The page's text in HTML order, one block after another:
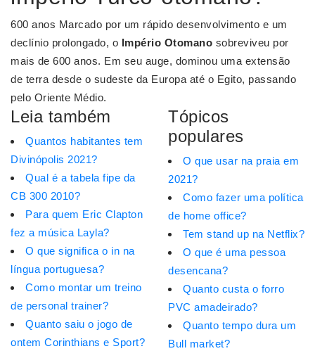
600 anos Marcado por um rápido desenvolvimento e um
declínio prolongado, o Império Otomano sobreviveu por
mais de 600 anos. Em seu auge, dominou uma extensão
de terra desde o sudeste da Europa até o Egito, passando
pelo Oriente Médio.
Leia também
Quantos habitantes tem
Divinópolis 2021?
Qual é a tabela fipe da
CB 300 2010?
Para quem Eric Clapton
fez a música Layla?
O que significa o in na
língua portuguesa?
Como montar um treino
de personal trainer?
Quanto saiu o jogo de
ontem Corinthians e Sport?
Tópicos
populares
O que usar na praia em
2021?
Como fazer uma política
de home office?
Tem stand up na Netflix?
O que é uma pessoa
desencana?
Quanto custa o forro
PVC amadeirado?
Quanto tempo dura um
Bull market?